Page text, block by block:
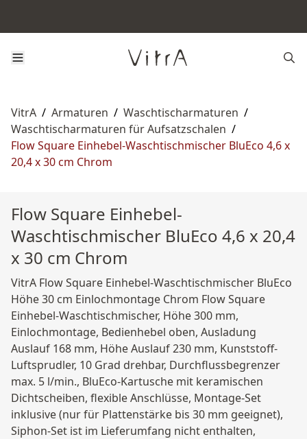
VitrA / Armaturen / Waschtischarmaturen /
Waschtischarmaturen für Aufsatzschalen /
Flow Square Einhebel-Waschtischmischer BluEco 4,6 x
20,4 x 30 cm Chrom
Flow Square Einhebel-
Waschtischmischer BluEco 4,6 x 20,4
x 30 cm Chrom
VitrA Flow Square Einhebel-Waschtischmischer BluEco
Höhe 30 cm Einlochmontage Chrom Flow Square
Einhebel-Waschtischmischer, Höhe 300 mm,
Einlochmontage, Bedienhebel oben, Ausladung
Auslauf 168 mm, Höhe Auslauf 230 mm, Kunststoff-
Luftsprudler, 10 Grad drehbar, Durchflussbegrenzer
max. 5 l/min., BluEco-Kartusche mit keramischen
Dichtscheiben, flexible Anschlüsse, Montage-Set
inklusive (nur für Plattenstärke bis 30 mm geeignet),
Siphon-Set ist im Lieferumfang nicht enthalten,